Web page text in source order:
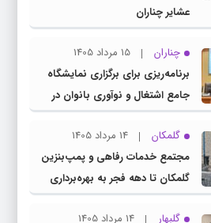
عشایر چناران
چناران
15 مرداد 1405
برنامه‌ریزی برای برگزاری نمایشگاه
جامع اشتغال و نوآوری بانوان در
چناران
گلمکان
14 مرداد 1405
مجتمع خدمات رفاهی و پمپ‌بنزین
گلمکان تا دهه فجر به بهره‌برداری
می‌رسد
گلبهار
14 مرداد 1405